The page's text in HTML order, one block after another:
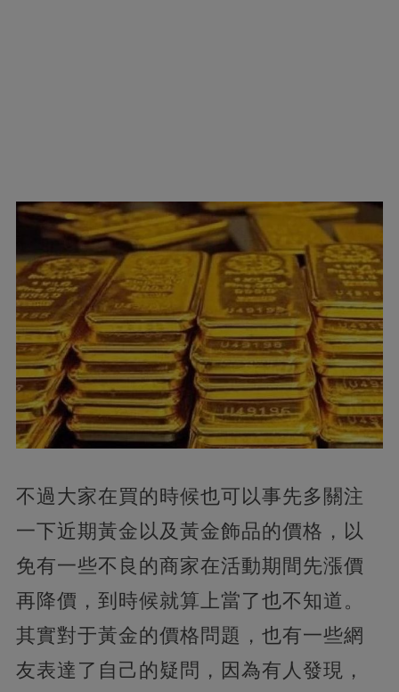
不過大家在買的時候也可以事先多關注
一下近期黃金以及黃金飾品的價格，以
免有一些不良的商家在活動期間先漲價
再降價，到時候就算上當了也不知道。
其實對于黃金的價格問題，也有一些網
友表達了自己的疑問，因為有人發現，